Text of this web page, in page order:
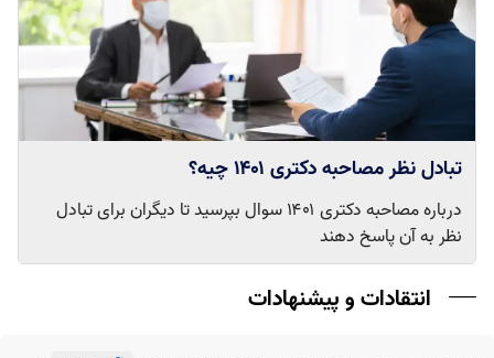
تبادل نظر مصاحبه دکتری ۱۴۰۱ چیه؟
درباره مصاحبه دکتری ۱۴۰۱ سوال بپرسید تا دیگران برای تبادل
نظر به آن پاسخ دهند
انتقادات و پیشنهادات